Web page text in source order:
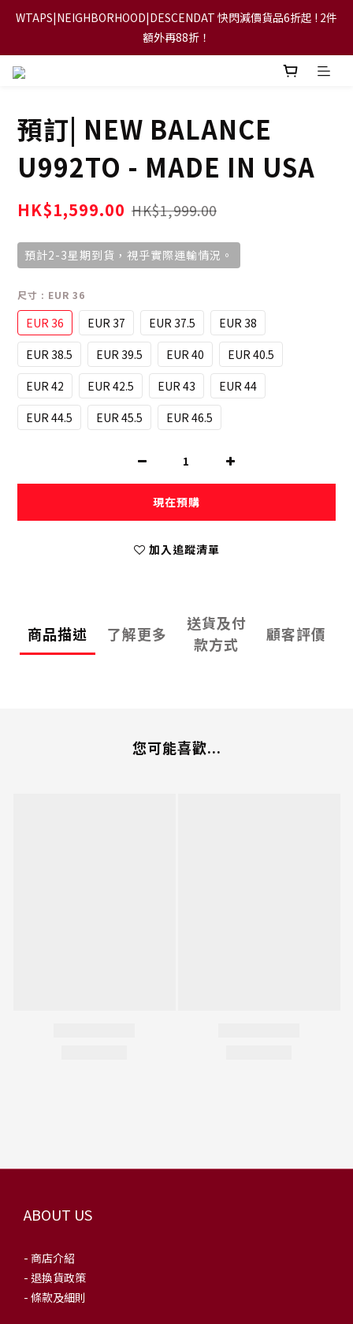
【FLASH SALE 兩件指定現貨產品即享88折】
WTAPS|NEIGHBORHOOD|DESCENDAT 快閃減價貨品6折起 ! 2件
額外再88折！
【立即加入會員，每次消費將可獲禮金回贈下一次使用！】
【FLASH SALE 兩件指定現貨產品即享88折】
預訂| NEW BALANCE
U992TO - MADE IN USA
HK$1,599.00 HK$1,999.00
預計2-3星期到貨，視乎實際運輸情況。
尺寸 : EUR 36
EUR 36 EUR 37 EUR 37.5
EUR 38
EUR 38.5
EUR 39.5 EUR 40
EUR 40.5
EUR 42
EUR 42.5 EUR 43
EUR 44
EUR 44.5
EUR 45.5 EUR 46.5
現在預購
加入追蹤清單
商品描述 了解更多
送貨及付
款方式
顧客評價
您可能喜歡...
ABOUT US
- 商店介紹
- 退換貨政策
- 條款及細則